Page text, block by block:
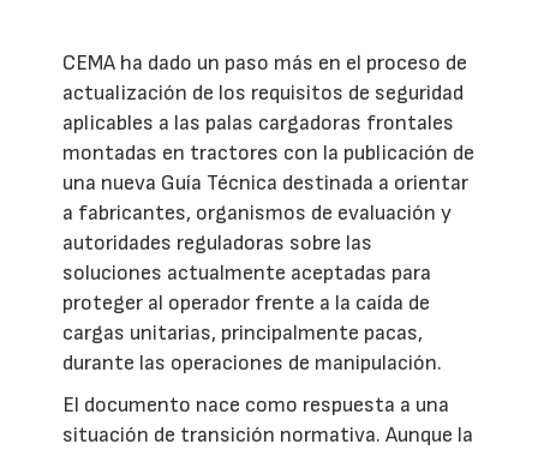
CEMA ha dado un paso más en el proceso de
actualización de los requisitos de seguridad
aplicables a las palas cargadoras frontales
montadas en tractores con la publicación de
una nueva Guía Técnica destinada a orientar
a fabricantes, organismos de evaluación y
autoridades reguladoras sobre las
soluciones actualmente aceptadas para
proteger al operador frente a la caída de
cargas unitarias, principalmente pacas,
durante las operaciones de manipulación.
El documento nace como respuesta a una
situación de transición normativa. Aunque la